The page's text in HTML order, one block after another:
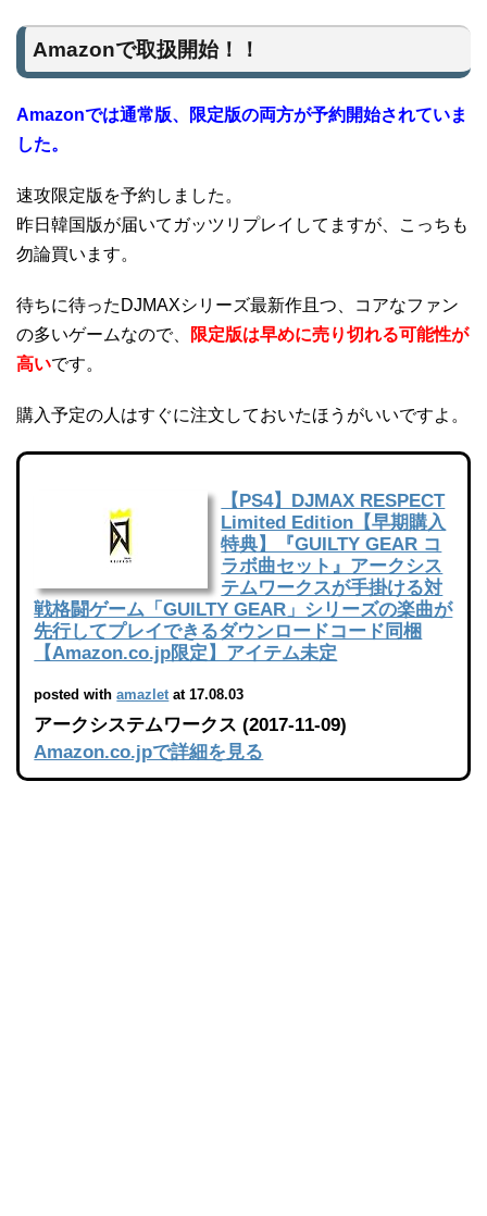
Amazonで取扱開始！！
Amazonでは通常版、限定版の両方が予約開始されていま
した。
速攻限定版を予約しました。
昨日韓国版が届いてガッツリプレイしてますが、こっちも
勿論買います。
待ちに待ったDJMAXシリーズ最新作且つ、コアなファン
の多いゲームなので、
限定版は早めに売り切れる可能性が
高いです。
購入予定の人はすぐに注文しておいたほうがいいですよ。
【PS4】DJMAX RESPECT
Limited Edition【早期購入
特典】『GUILTY GEAR コ
ラボ曲セット』アークシス
テムワークスが手掛ける対
戦格闘ゲーム「GUILTY GEAR」シリーズの楽曲が
先行してプレイできるダウンロードコード同梱
【Amazon.co.jp限定】アイテム未定
posted withamazlet at 17.08.03
アークシステムワークス (2017-11-09)
Amazon.co.jpで詳細を見る